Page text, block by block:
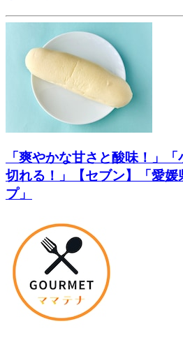
「爽やかな甘さと酸味！」
切れる！」【セブン】「愛媛
プ」